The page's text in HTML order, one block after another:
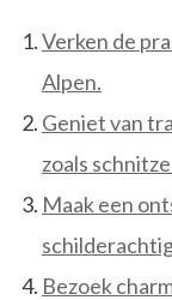
Verken de
Alpen.
Geniet van
zoals
Maak een
Bezoek